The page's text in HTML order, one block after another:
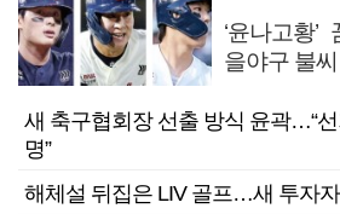
‘윤나고황
을야구 불
새 축구협회장 선출 방식 윤곽…“
명”
해체설 뒤집은 LIV 골프…새 투자자